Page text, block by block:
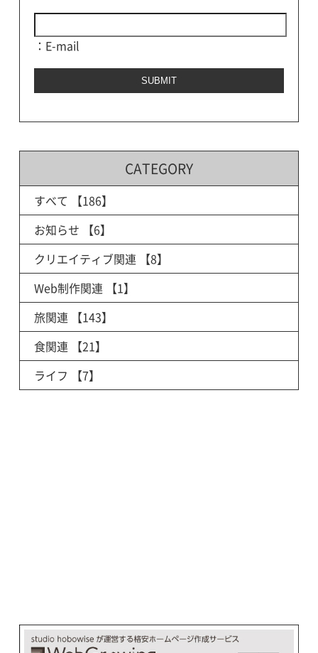
：E-mail
CATEGORY
すべて 【186】
お知らせ 【6】
クリエイティブ関連 【8】
Web制作関連 【1】
旅関連 【143】
食関連 【21】
ライフ 【7】